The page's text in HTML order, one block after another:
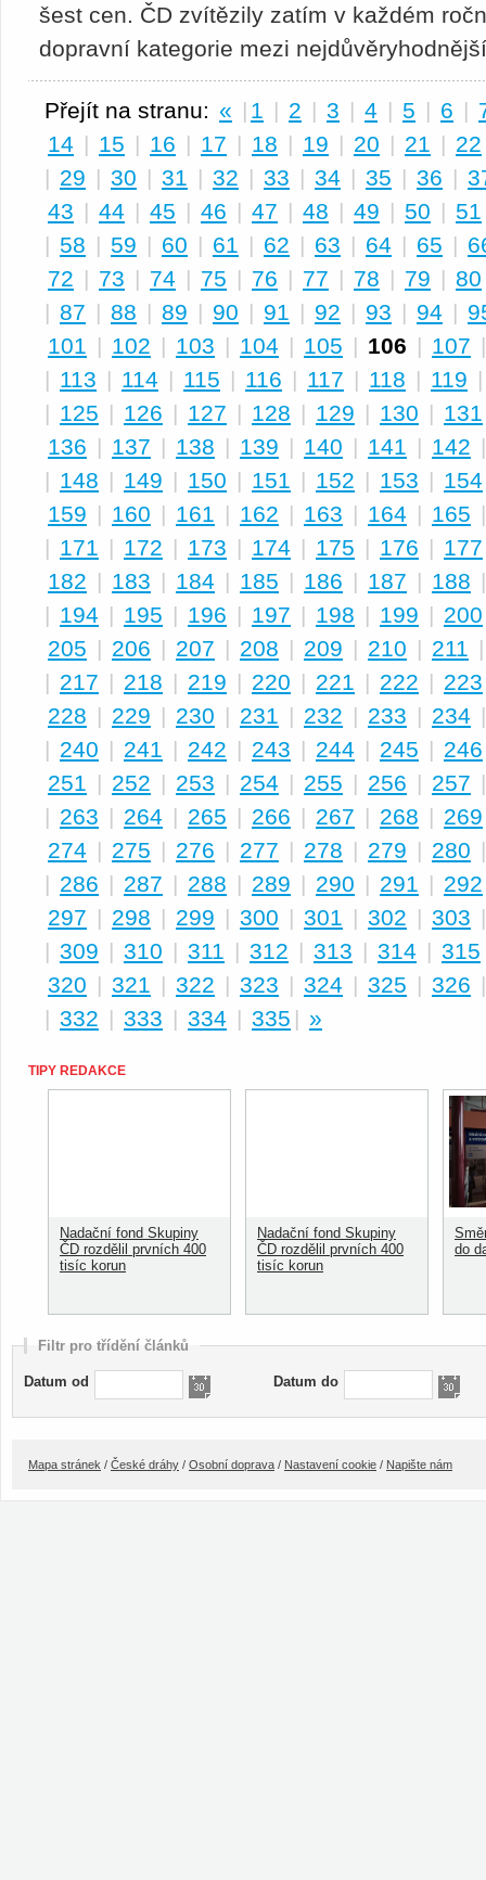
šest cen. ČD zvítězily zatím v každém
dopravní kategorie mezi
Přejít na stranu: « | 1 | 2 | 3 | 4 | 5 | 6 |
14 | 15 | 16 | 17 | 18 | 19 | 20 | 21 | 22
| 29 | 30 | 31 | 32 | 33 | 34 | 35 | 36 |
43 | 44 | 45 | 46 | 47 | 48 | 49 | 50 | 51
| 58 | 59 | 60 | 61 | 62 | 63 | 64 | 65 |
72 | 73 | 74 | 75 | 76 | 77 | 78 | 79 | 80
| 87 | 88 | 89 | 90 | 91 | 92 | 93 | 94 |
101 | 102 | 103 | 104 | 105 | 106 | 107
| 113 | 114 | 115 | 116 | 117 | 118 | 119
| 125 | 126 | 127 | 128 | 129 | 130 | 131
136 | 137 | 138 | 139 | 140 | 141 | 142
| 148 | 149 | 150 | 151 | 152 | 153 | 154
159 | 160 | 161 | 162 | 163 | 164 | 165
| 171 | 172 | 173 | 174 | 175 | 176 | 177
182 | 183 | 184 | 185 | 186 | 187 | 188
| 194 | 195 | 196 | 197 | 198 | 199 | 200
205 | 206 | 207 | 208 | 209 | 210 | 211
| 217 | 218 | 219 | 220 | 221 | 222 | 223
228 | 229 | 230 | 231 | 232 | 233 | 234
| 240 | 241 | 242 | 243 | 244 | 245 | 246
251 | 252 | 253 | 254 | 255 | 256 | 257
| 263 | 264 | 265 | 266 | 267 | 268 | 269
274 | 275 | 276 | 277 | 278 | 279 | 280
| 286 | 287 | 288 | 289 | 290 | 291 | 292
297 | 298 | 299 | 300 | 301 | 302 | 303
| 309 | 310 | 311 | 312 | 313 | 314 | 315
320 | 321 | 322 | 323 | 324 | 325 | 326
| 332 | 333 | 334 | 335 | »
TIPY REDAKCE
Nadační fond Skupiny
ČD rozdělil prvních 400
tisíc korun
Nadační fond Skupiny
ČD rozdělil prvních 400
tisíc korun
do
Filtr pro třídění článků
Datum od Datum do
Mapa stránek / České dráhy / Osobní doprava / Nastavení cookie / Napište nám